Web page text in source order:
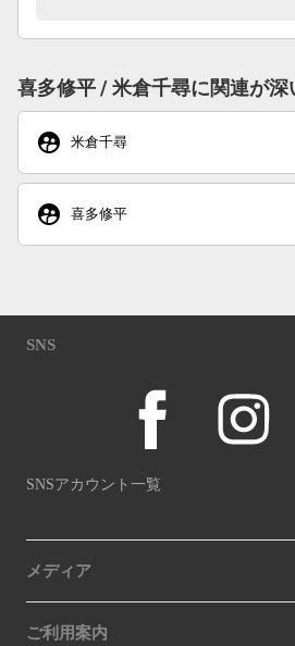
喜多修平 / 米倉千尋に関連が深
supervised_user_circle 米倉千尋
supervised_user_circle 喜多修平
SNS
SNSアカウント一覧
メディア
ご利用案内